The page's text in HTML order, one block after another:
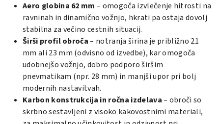
Aero globina 62 mm – omogoča izvlečenje hitrosti na
ravninah in dinamično vožnjo, hkrati pa ostaja dovolj
stabilna za večino cestnih situacij.
Širši profil obroča– notranja širina je približno 21
mm ali 23 mm (odvisno od izvedbe), kar omogoča
udobnejšo vožnjo, dobro podporo širšim
pnevmatikam (npr. 28 mm) in manjši upor pri bolj
modernih nastavitvah.
Karbon konstrukcija in ročna izdelava– obroči so
skrbno sestavljeni z visoko kakovostnimi materiali,